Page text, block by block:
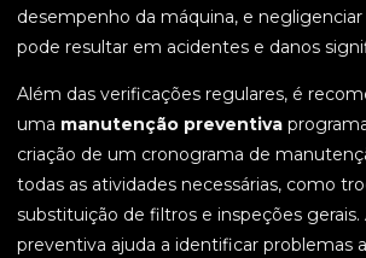
desempenho da máquina, e
pode resultar em acidentes e danos
Além das verificações regulares, é
uma manutenção preventiva
criação de um cronograma de
todas as atividades necessárias, como
substituição de filtros e inspeções
preventiva ajuda a identificar problemas